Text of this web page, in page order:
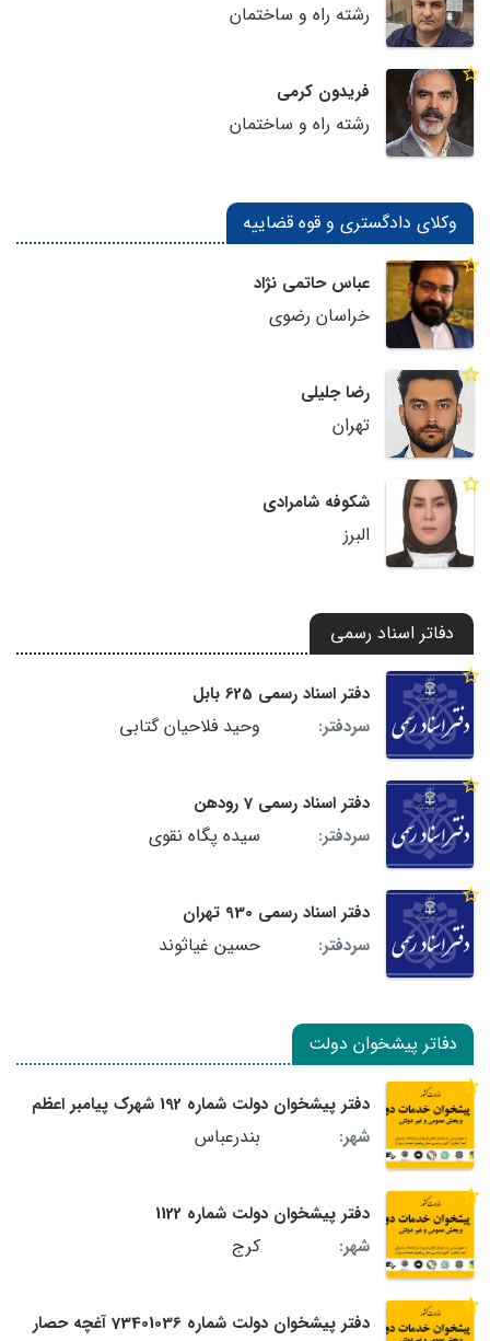
رشته راه و ساختمان
فریدون کرمی
رشته راه و ساختمان
وکلای دادگستری و قوه قضاییه
عباس حاتمی نژاد
خراسان رضوی
رضا جلیلی
تهران
شکوفه شامرادی
البرز
دفاتر اسناد رسمی
دفتر اسناد رسمی 625 بابل
سردفتر:
وحید فلاحیان گتابی
دفتر اسناد رسمی 7 رودهن
سردفتر:
سیده پگاه نقوی
دفتر اسناد رسمی 930 تهران
سردفتر:
حسین غیاثوند
دفاتر پیشخوان دولت
دفتر پیشخوان دولت شماره 192 شهرک پیامبر اعظم
شهر:
بندرعباس
دفتر پیشخوان دولت شماره 1122
شهر:
کرج
دفتر پیشخوان دولت شماره 73401036 آغچه حصار